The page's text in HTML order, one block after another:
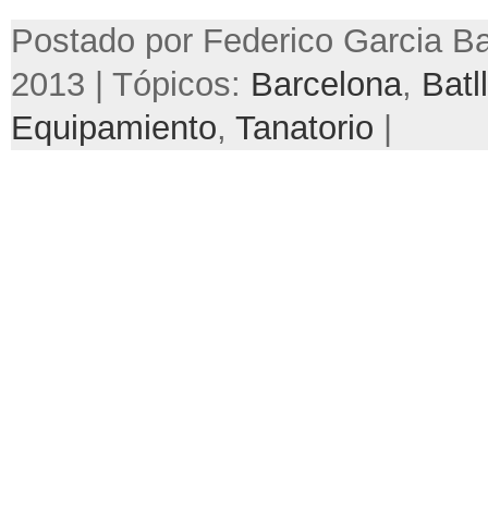
Postado por Federico Garcia
2013 | Tópicos: Barcelona,
Equipamiento, Tanatorio |